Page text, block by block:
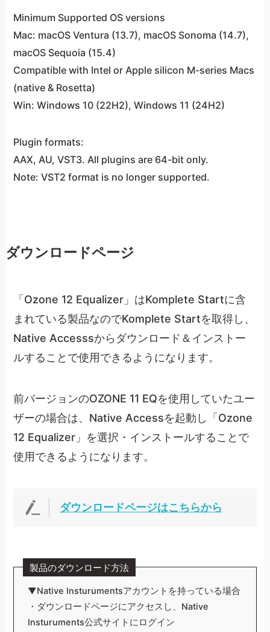
Minimum Supported OS versions
Mac: macOS Ventura (13.7), macOS Sonoma (14.7),
macOS Sequoia (15.4)
Compatible with Intel or Apple silicon M-series Macs
(native & Rosetta)
Win: Windows 10 (22H2), Windows 11 (24H2)
Plugin formats:
AAX, AU, VST3. All plugins are 64-bit only.
Note: VST2 format is no longer supported.
ダウンロードページ
「Ozone 12 Equalizer」はKomplete Startに含
まれている製品なのでKomplete Startを取得し、
Native Accesssからダウンロード＆インストー
ルすることで使用できるようになります。
前バージョンのOZONE 11 EQを使用していたユー
ザーの場合は、Native Accessを起動し「Ozone
12 Equalizer」を選択・インストールすることで
使用できるようになります。
ダウンロードページはこちらから
製品のダウンロード方法
▼Native Insturumentsアカウントを持っている場合
・ダウンロードページにアクセスし、Native
Insturuments公式サイトにログイン